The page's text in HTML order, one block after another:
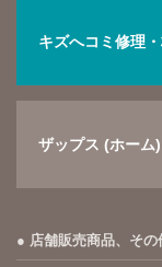
キズへコミ修理
ザップス (ホーム)
店舗販売商品、その